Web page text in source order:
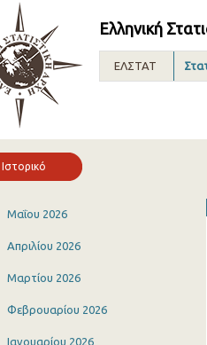
Ελληνική
ΕΛΣΤΑΤ
Ιστορικό
Μαΐου 2026
Απριλίου 2026
Μαρτίου 2026
Φεβρουαρίου 2026
Ιανουαρίου 2026